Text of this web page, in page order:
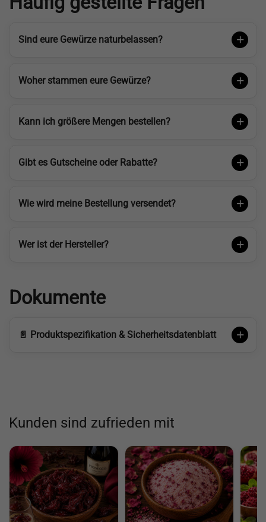
Sind eure Gewürze naturbelassen?
Woher stammen eure Gewürze?
Kann ich größere Mengen bestellen?
Gibt es Gutscheine oder Rabatte?
Wie wird meine Bestellung versendet?
Wer ist der Hersteller?
Dokumente
📄 Produktspezifikation & Sicherheitsdatenblatt
Kunden sind zufrieden mit